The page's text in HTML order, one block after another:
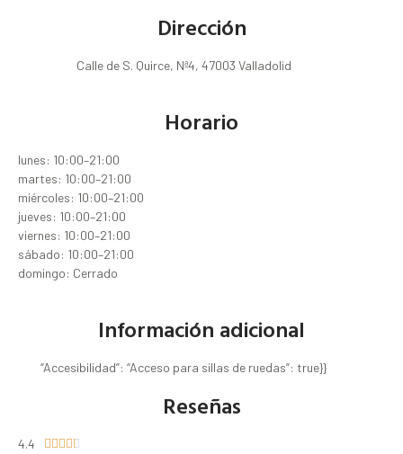
Dirección
Calle de S. Quirce, Nª4, 47003 Valladolid
Horario
lunes: 10:00–21:00
martes: 10:00–21:00
miércoles: 10:00–21:00
jueves: 10:00–21:00
viernes: 10:00–21:00
sábado: 10:00–21:00
domingo: Cerrado
Información adicional
“Accesibilidad”: “Acceso para sillas de ruedas”: true}}
Reseñas
4.4     